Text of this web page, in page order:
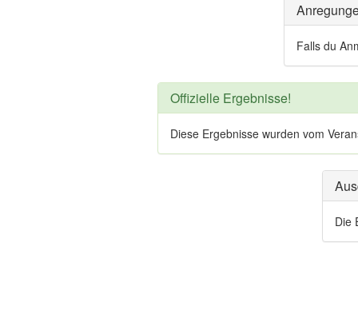
Falls du
Offizielle Ergebnisse!
Diese Ergebnisse wurden vom
Die